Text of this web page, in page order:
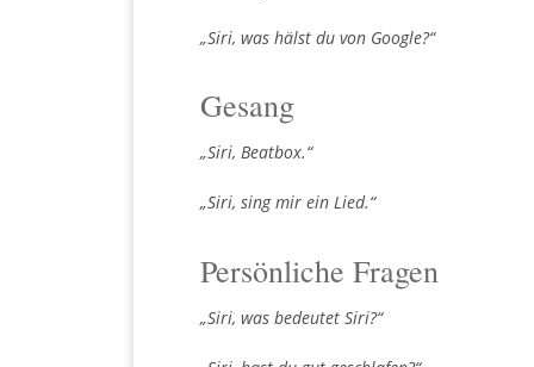
„Siri, was hälst du von Google?“
Gesang
„Siri, Beatbox.“
„Siri, sing mir ein Lied.“
Persönliche Fragen
„Siri, was bedeutet Siri?“